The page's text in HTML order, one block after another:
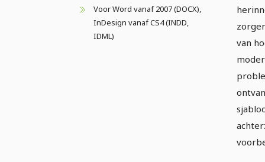
Voor Word vanaf 2007 (DOCX),
InDesign vanaf CS4 (INDD,
IDML)
van